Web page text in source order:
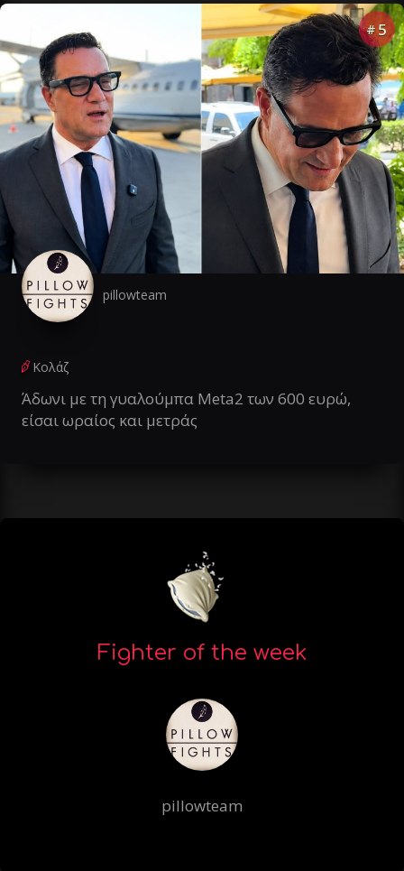
# 5
pillowteam
Κολάζ
Άδωνι με τη γυαλούμπα Meta2 των 600 ευρώ,
είσαι ωραίος και μετράς
Fighter of the week
pillowteam